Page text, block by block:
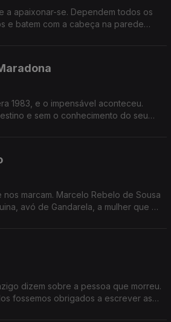
a apaixonar-se. Dependem todos os
e batem com a cabeça na parede
1983, e o impensável aconteceu.
e sem o conhecimento do seu
marcam. Marcelo Rebelo de Sousa
avó de Gandarela, a mulher que o
dizem sobre a pessoa que morreu.
fossemos obrigados a escrever as